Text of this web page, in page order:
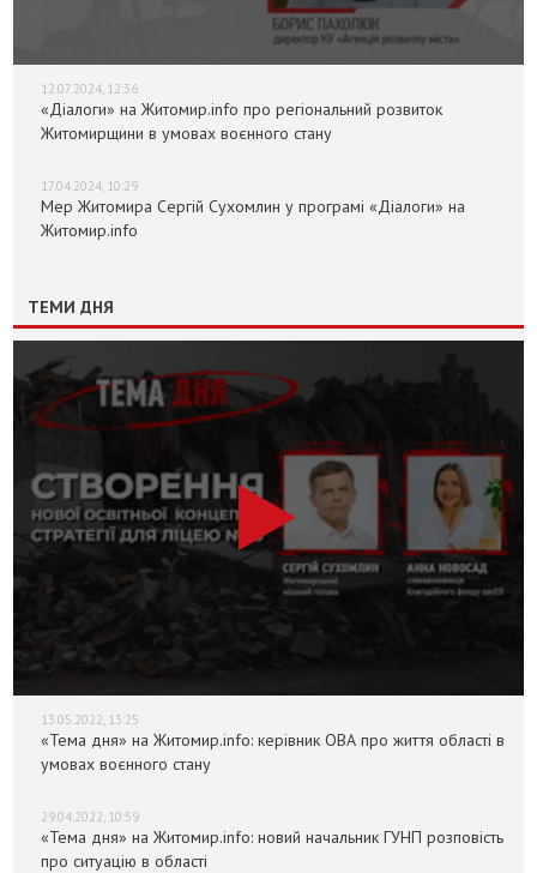
12.07.2024, 12:36
«Діалоги» на Житомир.info про регіональний розвиток
Житомирщини в умовах воєнного стану
17.04.2024, 10:29
Мер Житомира Сергій Сухомлин у програмі «Діалоги» на
Житомир.info
ТЕМИ ДНЯ
13.05.2022, 13:25
«Тема дня» на Житомир.info: керівник ОВА про життя області в
умовах воєнного стану
29.04.2022, 10:59
«Тема дня» на Житомир.info: новий начальник ГУНП розповість
про ситуацію в області